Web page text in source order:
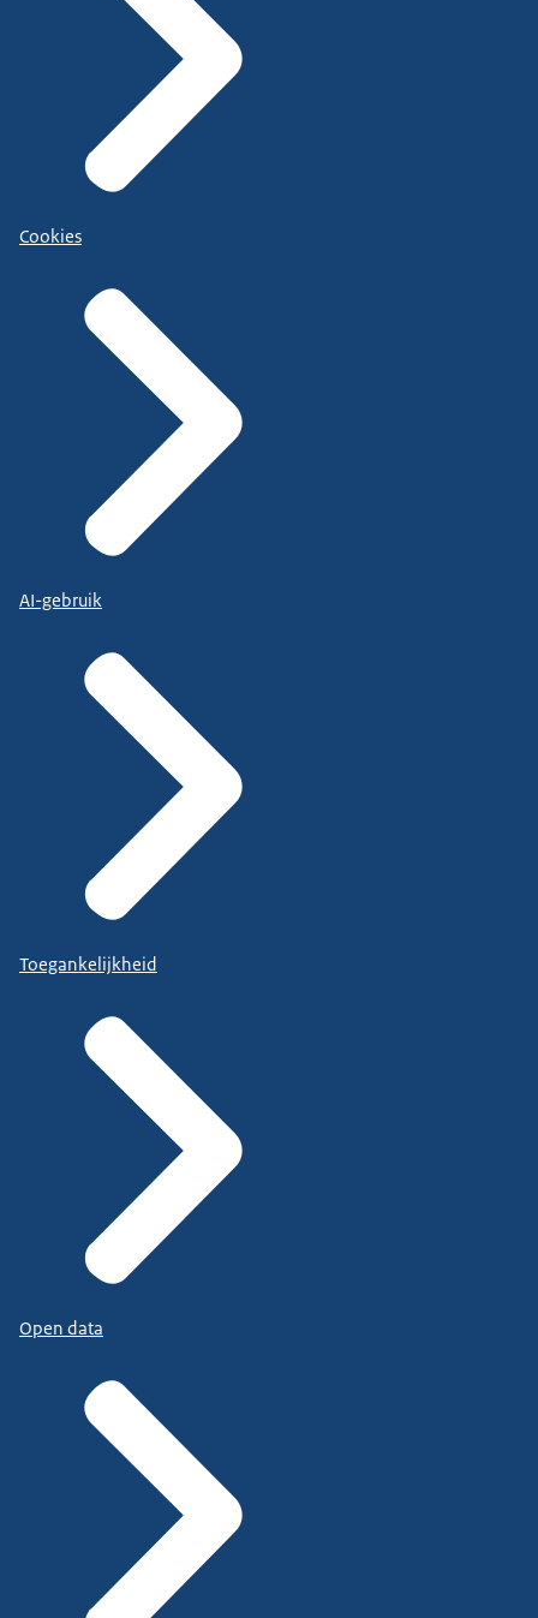
Cookies
AI-gebruik
Toegankelijkheid
Open data